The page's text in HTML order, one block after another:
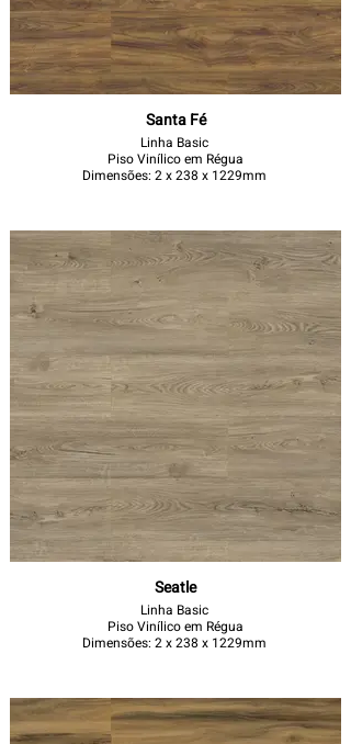
Santa Fé
Linha Basic
Piso Vinílico em Régua
Dimensões: 2 x 238 x 1229mm
Seatle
Linha Basic
Piso Vinílico em Régua
Dimensões: 2 x 238 x 1229mm